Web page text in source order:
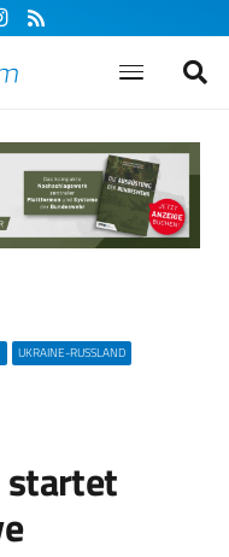
UKRAINE-RUSSLAND
startet